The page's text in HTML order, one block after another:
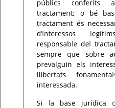
públics conferits
tractament; o bé
tractament és
d’interessos
responsable del
sempre que sobre
prevalguin els
llibertats
interessada.
Si la base jurídica